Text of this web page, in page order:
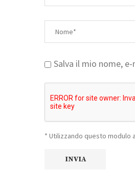
Salva il mio nome,
* Utilizzando questo modulo